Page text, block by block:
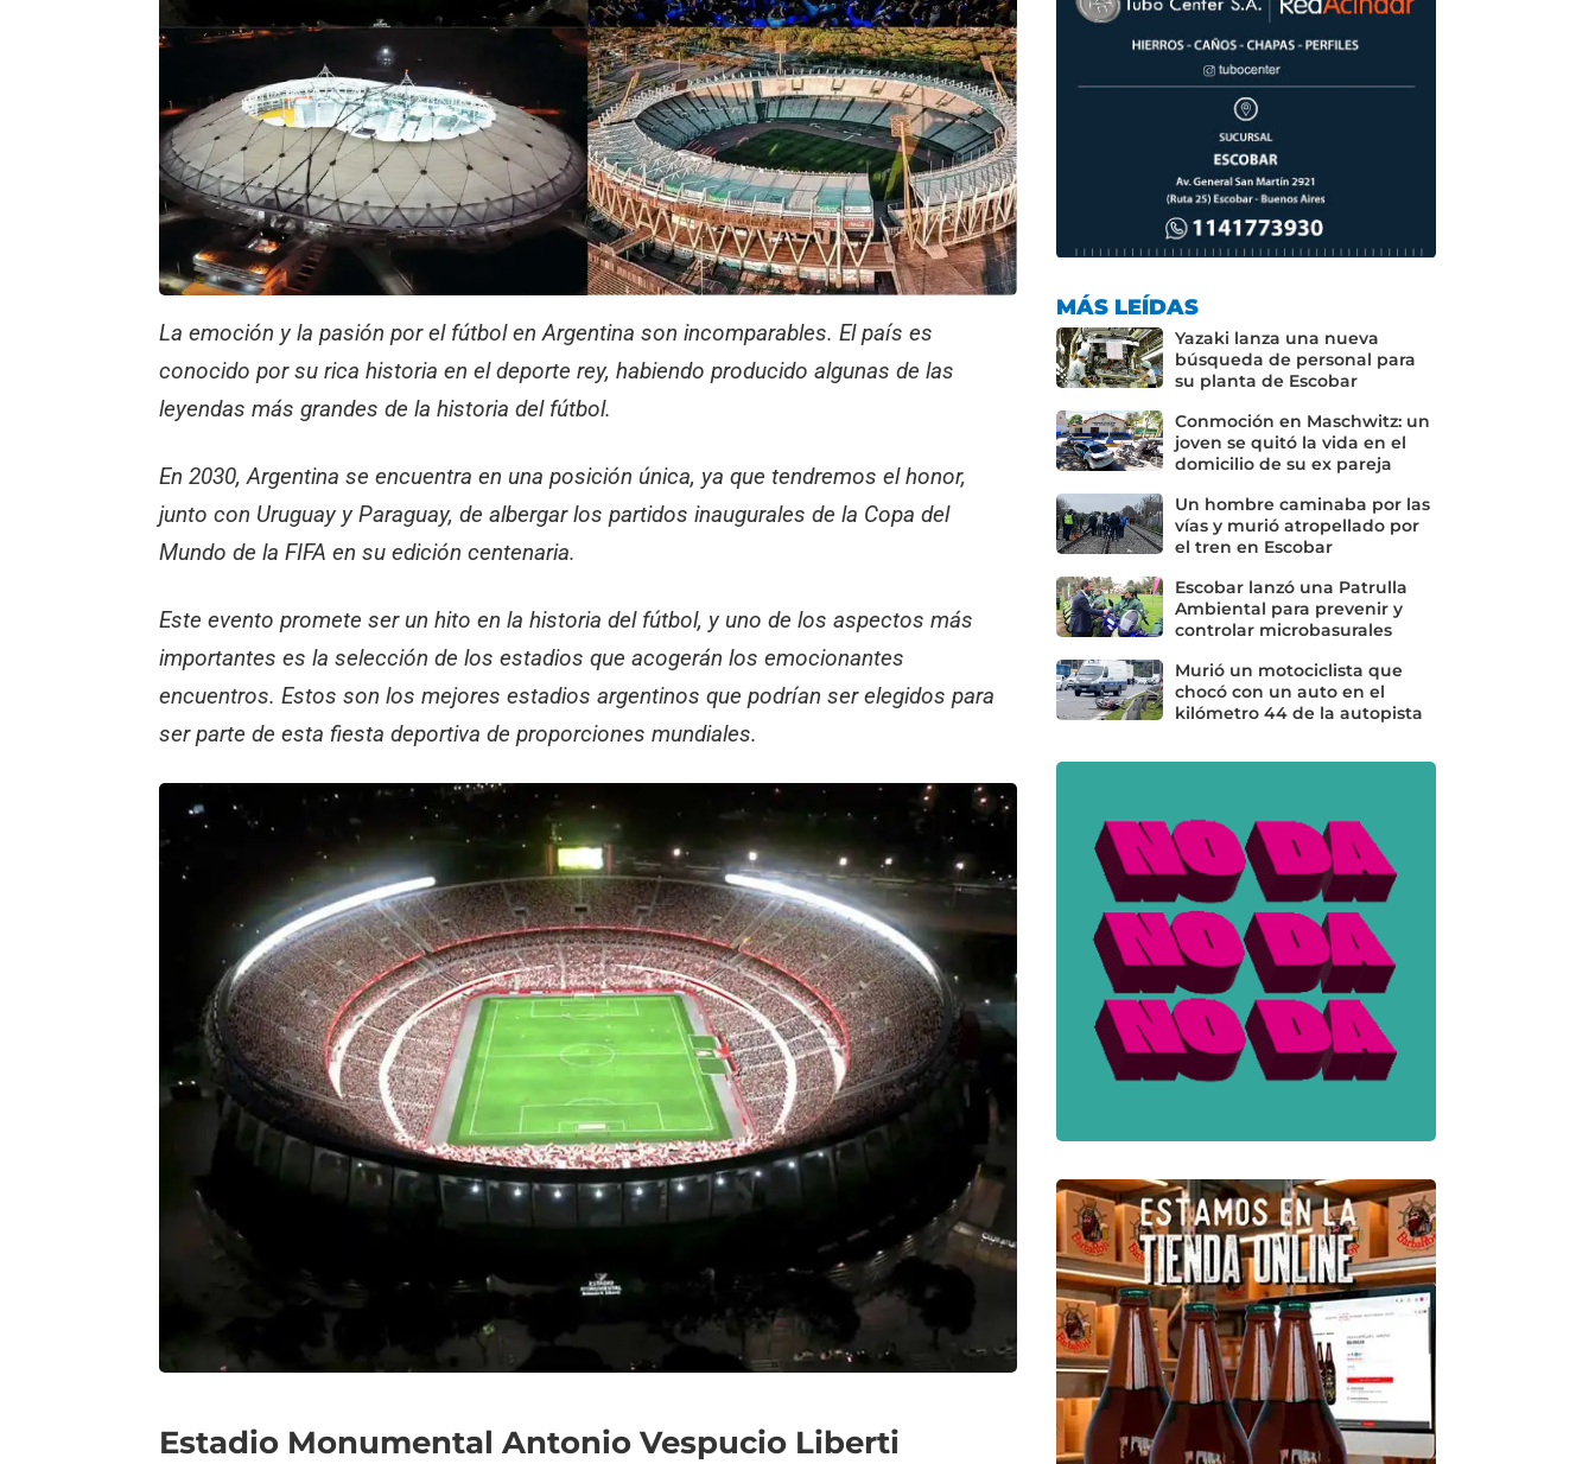
La emoción y la pasión por el fútbol en Argentina son incomparables. El país es
conocido por su rica historia en el deporte rey, habiendo producido algunas de las
leyendas más grandes de la historia del fútbol.
En 2030, Argentina se encuentra en una posición única, ya que tendremos el honor,
junto con Uruguay y Paraguay, de albergar los partidos inaugurales de la Copa del
Mundo de la FIFA en su edición centenaria.
Este evento promete ser un hito en la historia del fútbol, y uno de los aspectos más
importantes es la selección de los estadios que acogerán los emocionantes
encuentros. Estos son los mejores estadios argentinos que podrían ser elegidos para
ser parte de esta fiesta deportiva de proporciones mundiales.
Estadio Monumental Antonio Vespucio Liberti
MÁS LEÍDAS
Yazaki lanza una nueva
búsqueda de personal para
su planta de Escobar
Conmoción en Maschwitz: un
joven se quitó la vida en el
domicilio de su ex pareja
Un hombre caminaba por las
vías y murió atropellado por
el tren en Escobar
Escobar lanzó una Patrulla
Ambiental para prevenir y
controlar microbasurales
Murió un motociclista que
chocó con un auto en el
kilómetro 44 de la autopista